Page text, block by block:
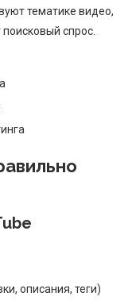
тематике видео,
спрос.
описания, теги)